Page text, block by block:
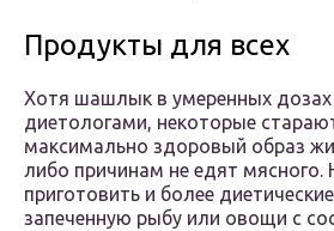
Продукты для всех
Хотя шашлык в умеренных дозах
диетологами, некоторые
максимально здоровый образ
либо причинам не едят мясного.
приготовить и более
запеченную рыбу или овощи с